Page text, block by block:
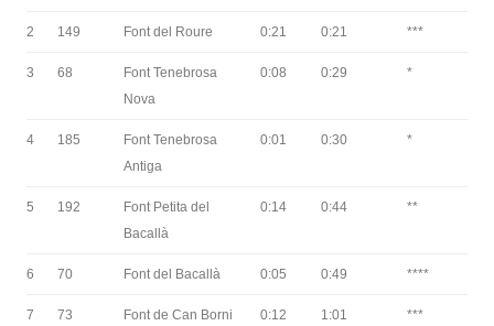
2 149 Font del Roure 0:21 0:21 ***
3 68
Font Tenebrosa
Nova
0:08 0:29 *
4 185
Font Tenebrosa
Antiga
0:01 0:30 *
5 192
Font Petita del
Bacallà
0:14 0:44 **
6 70 Font del Bacallà 0:05 0:49 ****
7 73 Font de Can Borni 0:12 1:01 ***